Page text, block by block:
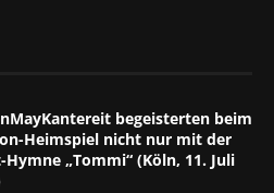
begeisterten beim
Heimspiel nicht nur mit der
Hymne „Tommi“ (Köln, 11. Juli